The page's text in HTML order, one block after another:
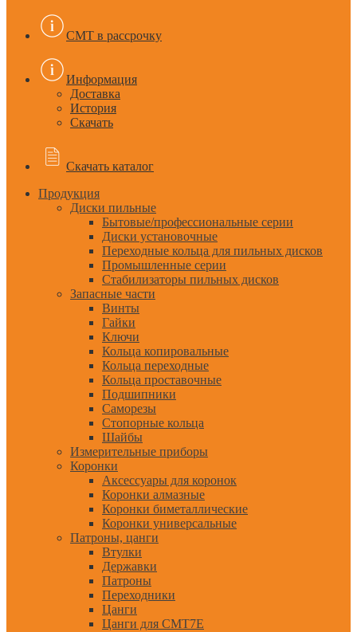
CMT в рассрочку
Информация
Доставка
История
Скачать
Скачать каталог
Продукция
Диски пильные
Бытовые/профессиональные серии
Диски установочные
Переходные кольца для пильных дисков
Промышленные серии
Стабилизаторы пильных дисков
Запасные части
Винты
Гайки
Ключи
Кольца копировальные
Кольца переходные
Кольца проставочные
Подшипники
Саморезы
Стопорные кольца
Шайбы
Измерительные приборы
Коронки
Аксессуары для коронок
Коронки алмазные
Коронки биметаллические
Коронки универсальные
Патроны, цанги
Втулки
Державки
Патроны
Переходники
Цанги
Цанги для CMT7E